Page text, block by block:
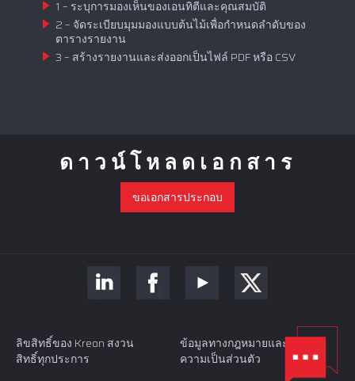
1 – ระบุการมองเห็นของเอนทิตีและคุณสมบัติ
2 – จัดระเบียบมุมมองแบบต้นไม้เพื่อกำหนดลำดับของ
ตารางรายงาน
3 – สร้างรายงานและส่งออกเป็นไฟล์ PDF หรือ CSV
ดาวน์โหลดเอกสาร
ขอเอกสารประกอบ
ขอการสาธิตหรือใบเสนอราคา
ลิขสิทธิ์ของ Kreon สงวน
สิทธิ์ทุกประการ
ข้อมูลทางกฎหมายและนโยบาย
ความเป็นส่วนตัว